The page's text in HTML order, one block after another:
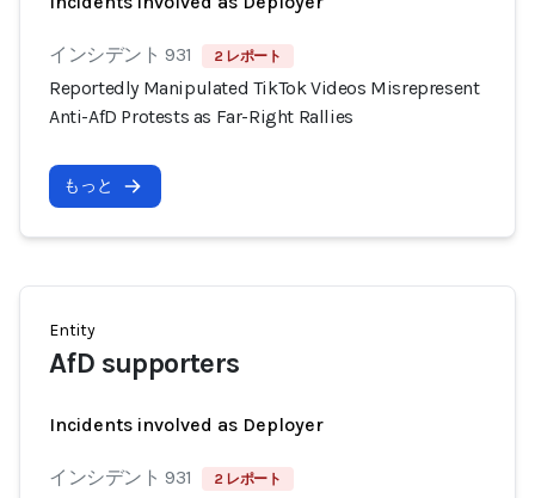
インシデント 931 2 レポート
Reportedly Manipulated TikTok Videos Misrepresent
Anti-AfD Protests as Far-Right Rallies
もっと
Entity
AfD supporters
Incidents involved as Deployer
インシデント 931 2 レポート